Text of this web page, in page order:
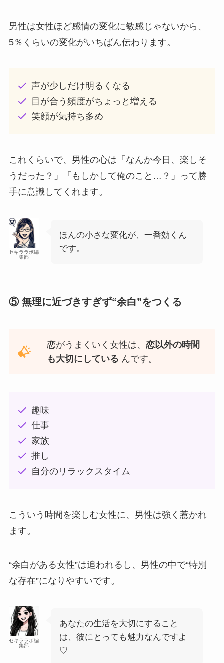
男性は女性ほど感情の変化に敏感じゃないから、
5％くらいの変化がいちばん伝わります。
声が少しだけ明るくなる
目が合う頻度がちょっと増える
笑顔が気持ち多め
これくらいで、男性の心は「なんか今日、楽しそ
うだった？」「もしかして俺のこと…？」って勝
手に意識してくれます。
セキララボ編
集部
ほんの小さな変化が、一番効くん
です。
⑤ 無理に近づきすぎず“余白”をつくる
恋がうまくいく女性は、恋以外の時間
も大切にしている んです。
趣味
仕事
家族
推し
自分のリラックスタイム
こういう時間を楽しむ女性に、男性は強く惹かれ
ます。
“余白がある女性”は追われるし、男性の中で“特別
な存在”になりやすいです。
セキララボ編
集部
あなたの生活を大切にすること
は、彼にとっても魅力なんですよ
♡